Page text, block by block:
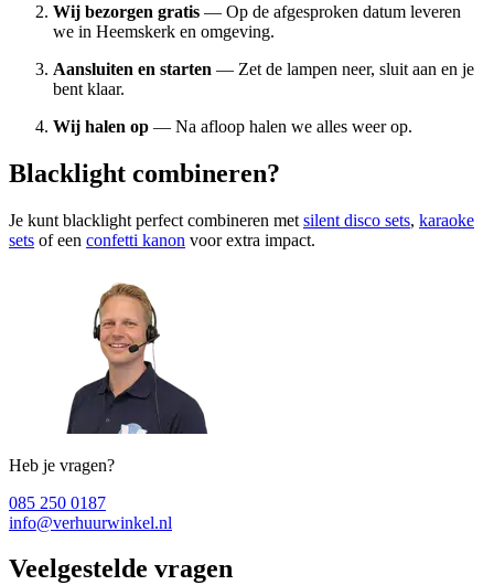
Wij bezorgen gratis — Op de afgesproken datum leveren
we in Heemskerk en omgeving.
Aansluiten en starten — Zet de lampen neer, sluit aan en je
bent klaar.
Wij halen op — Na afloop halen we alles weer op.
Blacklight combineren?
Je kunt blacklight perfect combineren met silent disco sets, karaoke
sets of een confetti kanon voor extra impact.
Heb je vragen?
085 250 0187
info@verhuurwinkel.nl
Veelgestelde vragen